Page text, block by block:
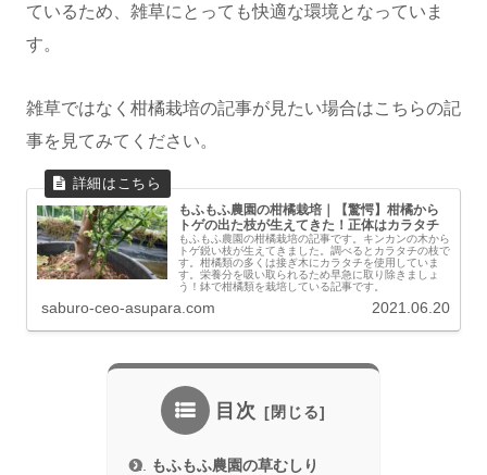
ているため、雑草にとっても快適な環境となっていま
す。
雑草ではなく柑橘栽培の記事が見たい場合はこちらの記
事を見てみてください。
もふもふ農園の柑橘栽培｜【驚愕】柑橘から
トゲの出た枝が生えてきた！正体はカラタチ
もふもふ農園の柑橘栽培の記事です。キンカンの木から
トゲ鋭い枝が生えてきました。調べるとカラタチの枝で
す。柑橘類の多くは接ぎ木にカラタチを使用していま
す。栄養分を吸い取られるため早急に取り除きましょ
う！鉢で柑橘類を栽培している記事です。
saburo-ceo-asupara.com 2021.06.20
目次
もふもふ農園の草むしり